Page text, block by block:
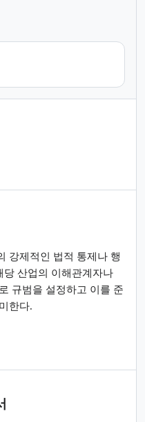
강제적인 법적 통제나 행
당 산업의 이해관계자나
규범을 설정하고 이를 준
한다.